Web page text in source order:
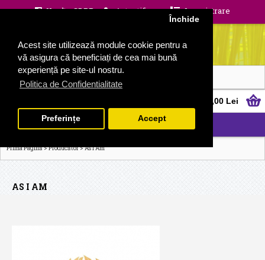
Acest site utilizează module cookie pentru a
vă asigura că beneficiați de cea mai bună
experiență pe site-ul nostru.
Politica de Confidentialitate
Închide
Preferințe Accept
Unelte GDPR Autentificare Inregistrare
0 produs(e) - 0,00 Lei
CATEGORII
Prima Pagină>Producător>As I Am
AS I AM